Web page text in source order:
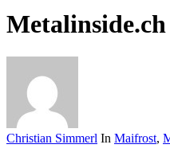
Christian Simmerl In Maifrost,